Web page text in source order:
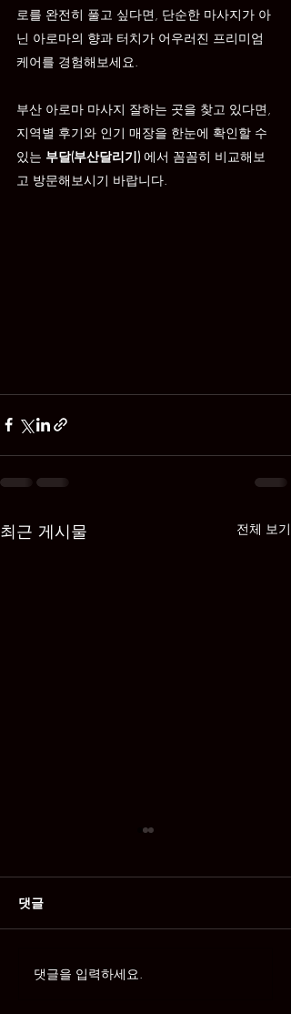
로를 완전히 풀고 싶다면, 단순한 마사지가 아
닌 아로마의 향과 터치가 어우러진 프리미엄
케어를 경험해보세요.
부산 아로마 마사지 잘하는 곳을 찾고 있다면,
지역별 후기와 인기 매장을 한눈에 확인할 수
있는 부달(부산달리기) 에서 꼼꼼히 비교해보
고 방문해보시기 바랍니다.
최근 게시물 전체 보기
스웨디시 받으면서 수면
댓글
댓글을 입력하세요.